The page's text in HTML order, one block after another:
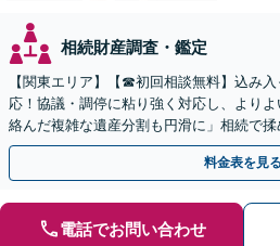
相続財産調査・鑑定
【関東エリア】【☎︎初回相談無料】込み
応！協議・調停に粘り強く対応し、より
絡んだ複雑な遺産分割も円滑に」相続で
言書の作成から執行【夜間相談可】【有
料金表を見る
電話でお問い合わせ